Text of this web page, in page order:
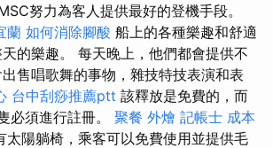
努力為客人提供最好的登機手段。
蘭 如何消除腳酸 船上的各種樂趣和舒適
的樂趣。 每天晚上，他們都會提供不
售唱歌舞的事物，雜技特技表演和表
台中刮痧推薦ptt 該釋放是免費的，而
必須進行註冊。 聚餐 外燴 記帳士 成本
太陽躺椅，乘客可以免費使用並提供毛